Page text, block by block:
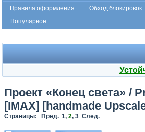
Правила оформления
Обход блокировок
Популярное
Проект «Конец света» /
[IMAX] [handmade
Страницы: Пред. 1, 2, 3 След.